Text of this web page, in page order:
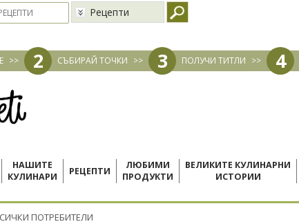
Рецепти
>> 2 СЪБИРАЙ ТОЧКИ >> 3 ПОЛУЧИ ТИТЛИ >> 4
НАШИТЕ
КУЛИНАРИ
РЕЦЕПТИ
ЛЮБИМИ
ПРОДУКТИ
ВЕЛИКИТЕ КУЛИНАРНИ
ИСТОРИИ
ПОТРЕБИТЕЛИ